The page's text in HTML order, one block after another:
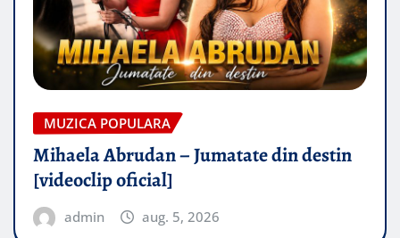
MUZICA POPULARA
Mihaela Abrudan – Jumatate din destin
[videoclip oficial]
admin aug. 5, 2026